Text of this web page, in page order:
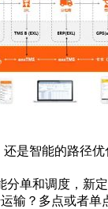
是智能的路径
分单和调度，新
输？多点或者单